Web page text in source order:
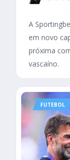
A
em novo
próxima
vascaíno.
FUTEBOL